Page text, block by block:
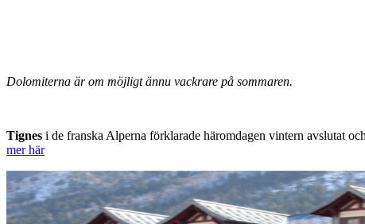
Dolomiterna är om möjligt ännu vackrare på sommaren.
Tignes i de franska Alperna förklarade häromdagen vintern avslutat
mer här